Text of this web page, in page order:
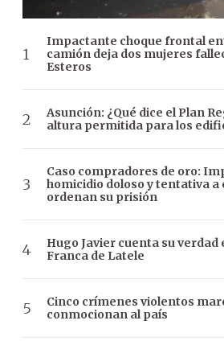
Impactante choque frontal
camión deja dos mujeres
Esteros
Asunción: ¿Qué dice el Plan
altura permitida para los
Caso compradores de oro:
homicidio doloso y tentativa a
ordenan su prisión
Hugo Javier cuenta su
Franca de Latele
Cinco crímenes violentos
conmocionan al país